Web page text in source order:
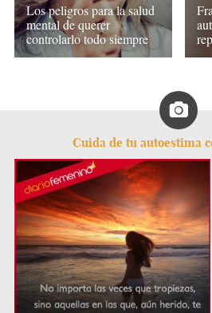
Los peligros para la salud
mental de querer
controlarlo todo siempre
Cuida de tu autoestima